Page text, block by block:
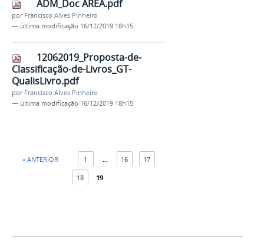
ADM_Doc ÁREA.pdf
por Francisco Alves Pinheiro
— última modificação 16/12/2019 18h15
12062019_Proposta-de-
Classificação-de-Livros_GT-
QualisLivro.pdf
por Francisco Alves Pinheiro
— última modificação 16/12/2019 18h15
« ANTERIOR 1 16 17
18 19